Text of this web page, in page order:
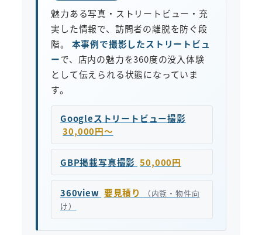
魅力ある写真・ストリートビュー・充
実した情報で、訪問者の離脱を防ぐ段
階。 本事例で撮影したストリートビュ
ーで、店内の魅力を360度の没入体験
として伝えられる状態になっていま
す。
Googleストリートビュー撮影
30,000円〜
GBP掲載写真撮影 50,000円
360view 要見積り
（内覧・物件向
け）